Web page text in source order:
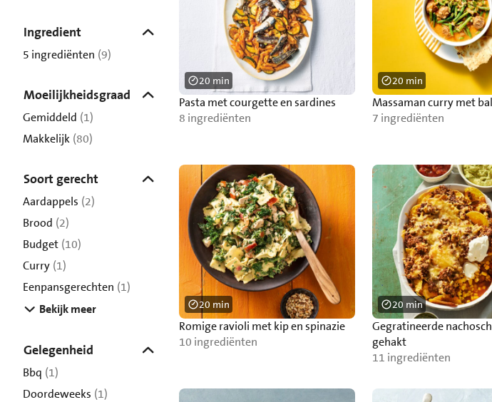
Ingredient
5 ingrediënten (9)
Moeilijkheidsgraad
Gemiddeld (1)
Makkelijk (80)
Soort gerecht
Aardappels (2)
Brood (2)
Budget (10)
Curry (1)
Eenpansgerechten (1)
Bekijk meer
Gelegenheid
Bbq (1)
Doordeweeks (1)
Pasta met courgette en sardines
8 ingrediënten
20 min
Massaman curry met
7 ingrediënten
20 min
Romige ravioli met kip en spinazie
10 ingrediënten
20 min
Gegratineerde
gehakt
11 ingrediënten
20 min